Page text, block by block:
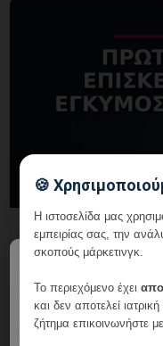
Πρώτη
Περιλαμβάνει
4 Αυγούστου, 2026
πρώτη επίσκεψη
🍪
Η ιστοσελίδα μας
εμπειρίας σας, την
σκοπούς μάρκετινγκ.
Το περιεχόμενο έχει
και δεν αποτελεί
ζήτημα επικοινωνήστε